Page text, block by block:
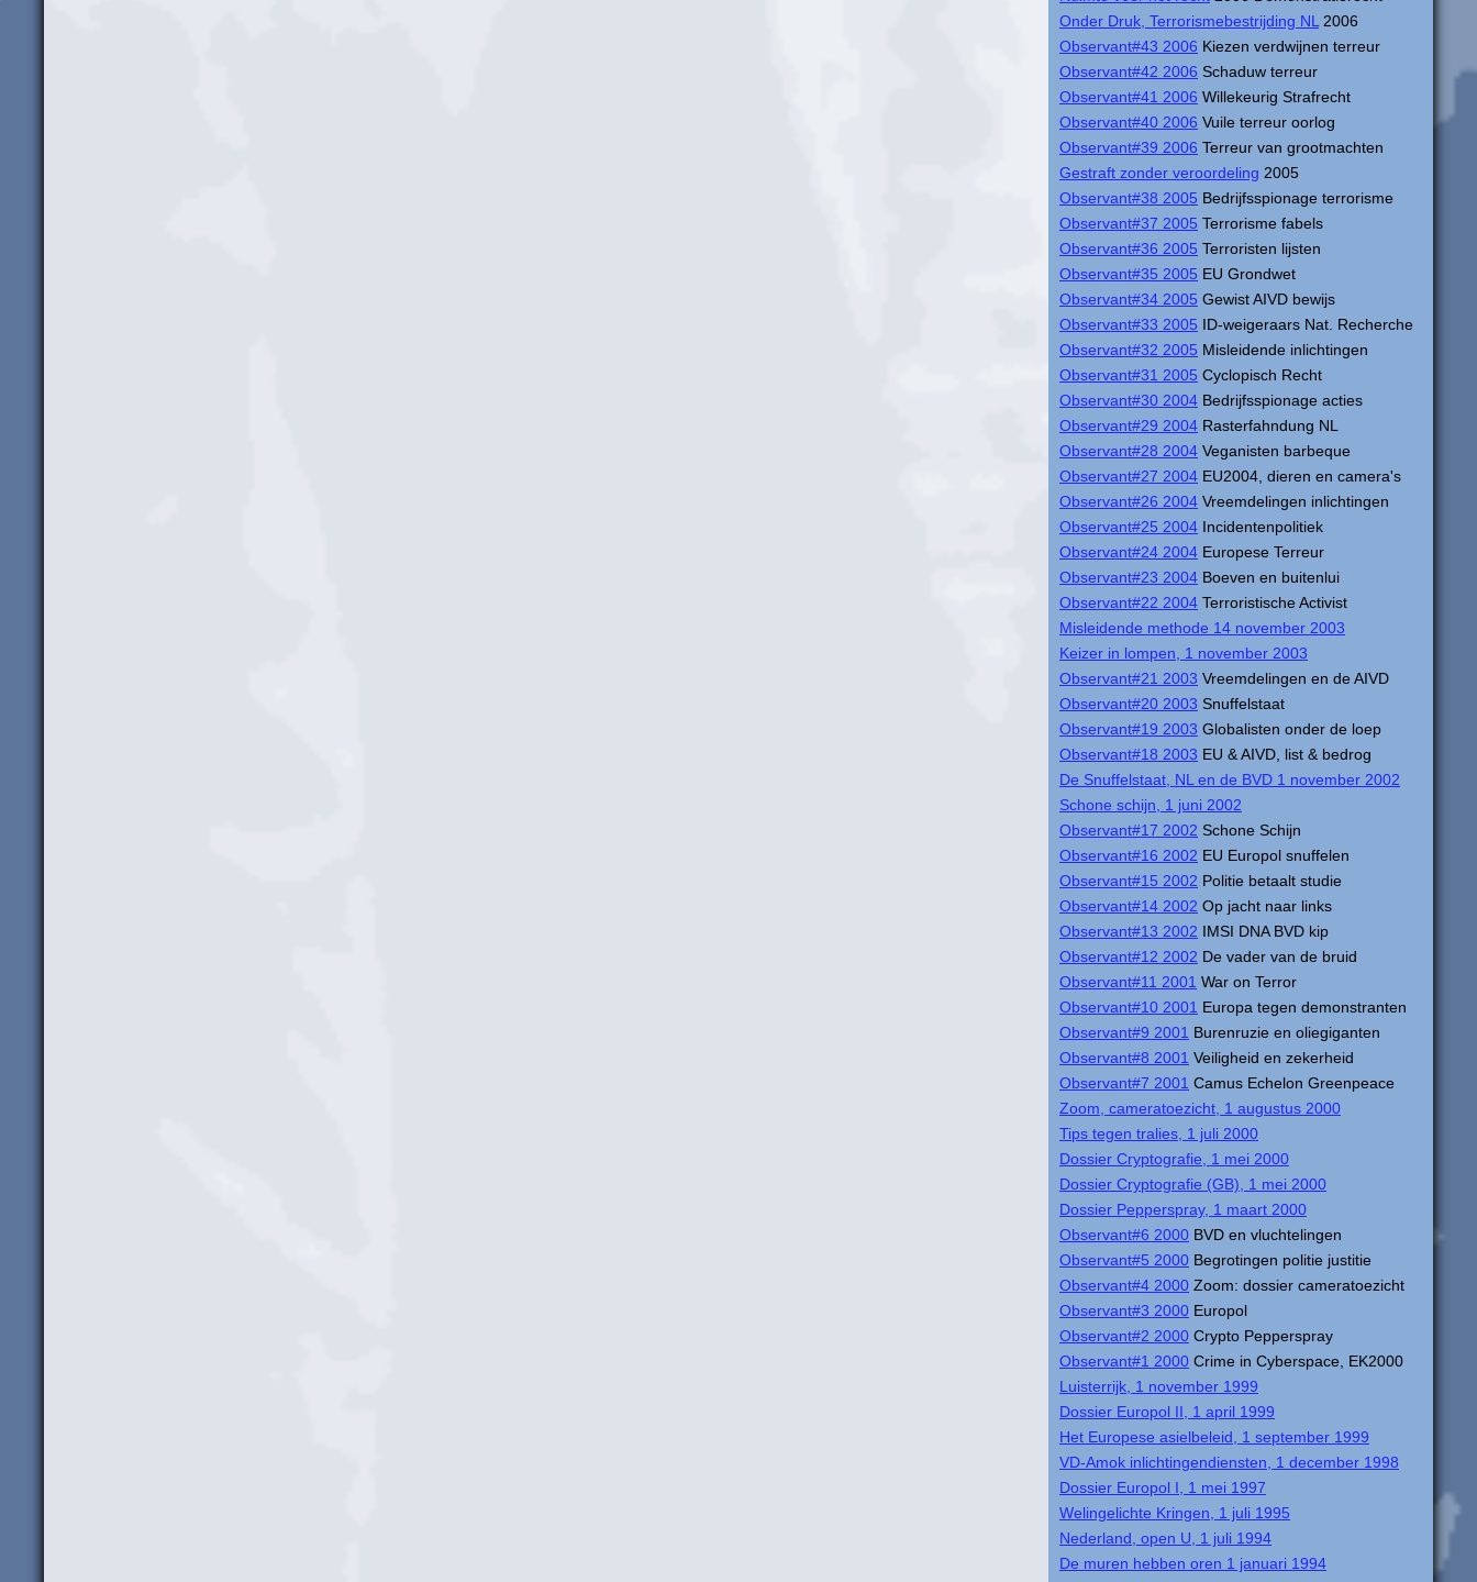
Onder Druk, Terrorismebestrijding NL 2006
Observant#43 2006 Kiezen verdwijnen terreur
Observant#42 2006 Schaduw terreur
Observant#41 2006 Willekeurig Strafrecht
Observant#40 2006 Vuile terreur oorlog
Observant#39 2006 Terreur van grootmachten
Gestraft zonder veroordeling 2005
Observant#38 2005 Bedrijfsspionage terrorisme
Observant#37 2005 Terrorisme fabels
Observant#36 2005 Terroristen lijsten
Observant#35 2005 EU Grondwet
Observant#34 2005 Gewist AIVD bewijs
Observant#33 2005 ID-weigeraars Nat. Recherche
Observant#32 2005 Misleidende inlichtingen
Observant#31 2005 Cyclopisch Recht
Observant#30 2004 Bedrijfsspionage acties
Observant#29 2004 Rasterfahndung NL
Observant#28 2004 Veganisten barbeque
Observant#27 2004 EU2004, dieren en camera's
Observant#26 2004 Vreemdelingen inlichtingen
Observant#25 2004 Incidentenpolitiek
Observant#24 2004 Europese Terreur
Observant#23 2004 Boeven en buitenlui
Observant#22 2004 Terroristische Activist
Misleidende methode 14 november 2003
Keizer in lompen, 1 november 2003
Observant#21 2003 Vreemdelingen en de AIVD
Observant#20 2003 Snuffelstaat
Observant#19 2003 Globalisten onder de loep
Observant#18 2003 EU & AIVD, list & bedrog
De Snuffelstaat, NL en de BVD 1 november 2002
Schone schijn, 1 juni 2002
Observant#17 2002 Schone Schijn
Observant#16 2002 EU Europol snuffelen
Observant#15 2002 Politie betaalt studie
Observant#14 2002 Op jacht naar links
Observant#13 2002 IMSI DNA BVD kip
Observant#12 2002 De vader van de bruid
Observant#11 2001 War on Terror
Observant#10 2001 Europa tegen demonstranten
Observant#9 2001 Burenruzie en oliegiganten
Observant#8 2001 Veiligheid en zekerheid
Observant#7 2001 Camus Echelon Greenpeace
Zoom, cameratoezicht, 1 augustus 2000
Tips tegen tralies, 1 juli 2000
Dossier Cryptografie, 1 mei 2000
Dossier Cryptografie (GB), 1 mei 2000
Dossier Pepperspray, 1 maart 2000
Observant#6 2000 BVD en vluchtelingen
Observant#5 2000 Begrotingen politie justitie
Observant#4 2000 Zoom: dossier cameratoezicht
Observant#3 2000 Europol
Observant#2 2000 Crypto Pepperspray
Observant#1 2000 Crime in Cyberspace, EK2000
Luisterrijk, 1 november 1999
Dossier Europol II, 1 april 1999
Het Europese asielbeleid, 1 september 1999
VD-Amok inlichtingendiensten, 1 december 1998
Dossier Europol I, 1 mei 1997
Welingelichte Kringen, 1 juli 1995
Nederland, open U, 1 juli 1994
De muren hebben oren 1 januari 1994